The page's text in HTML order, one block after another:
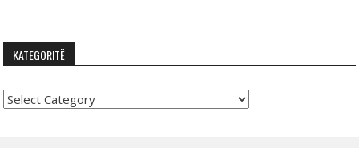
KATEGORITË
Kategoritë